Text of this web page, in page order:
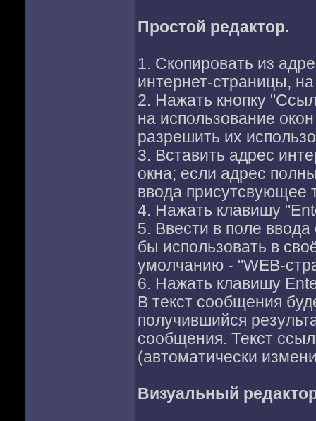
Простой редактор.
1. Скопировать из
интернет-страницы,
2. Нажать кнопку
на использование
разрешить их
3. Вставить адрес
окна; если адрес
ввода присутсвующее
4. Нажать клавишу
5. Ввести в поле
бы использовать в
умолчанию - "WEB-
6. Нажать клавишу
В текст сообщения
получившийся
сообщения. Текст
(автоматически
Визуальный